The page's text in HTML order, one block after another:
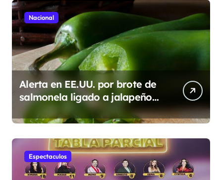
Nacional
Alerta en EE.UU. por brote de
salmonela ligado a jalapeños
mexicanos; reportan 345
casos
Espectaculos